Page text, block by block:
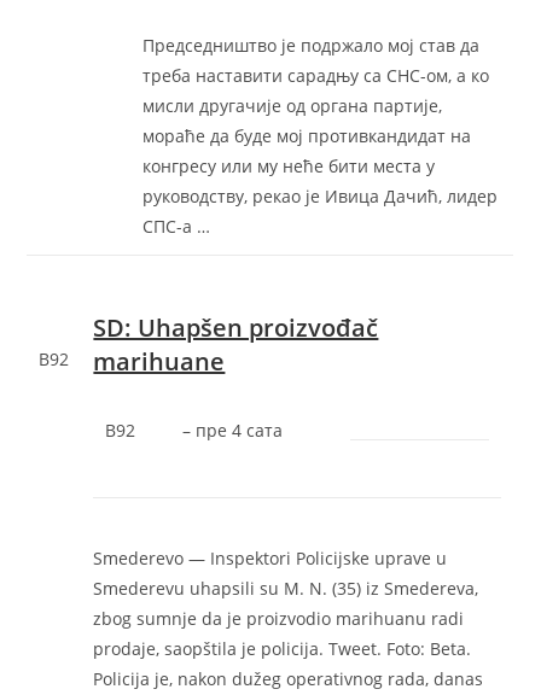
Председништво је подржало мој став да
треба наставити сарадњу са СНС-ом, а ко
мисли другачије од органа партије,
мораће да буде мој противкандидат на
конгресу или му неће бити места у
руководству, рекао је Ивица Дачић, лидер
СПС-а …
B92
SD: Uhapšen proizvođač
marihuane
B92 – ‎пре 4 сата‎
Smederevo — Inspektori Policijske uprave u
Smederevu uhapsili su M. N. (35) iz Smedereva,
zbog sumnje da je proizvodio marihuanu radi
prodaje, saopštila je policija. Tweet. Foto: Beta.
Policija je, nakon dužeg operativnog rada, danas